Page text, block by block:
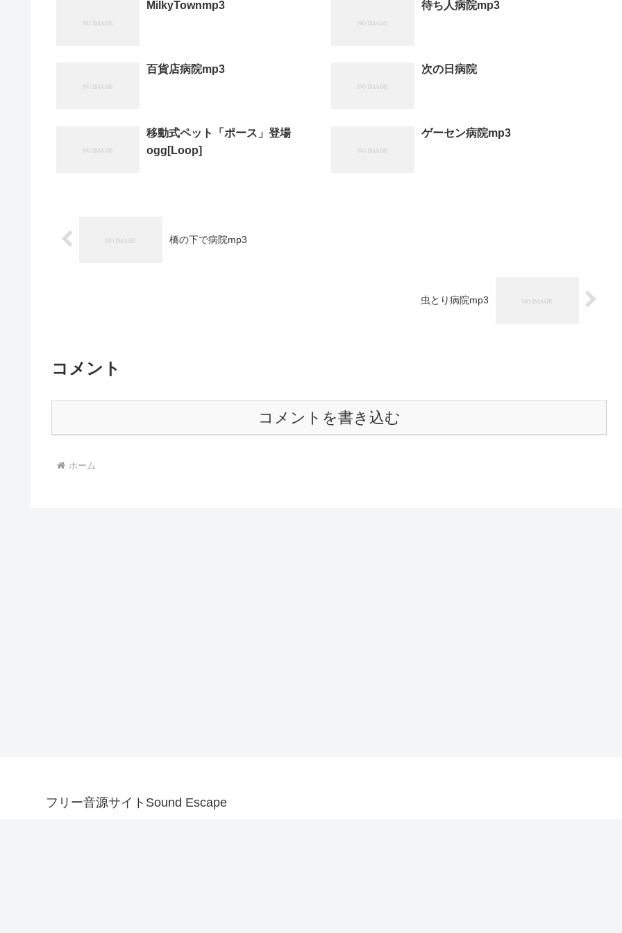
MilkyTownmp3 待ち人病院mp3
百貨店病院mp3 次の日病院
移動式ペット「ポース」登場
ogg[Loop]
ゲーセン病院mp3
橋の下で病院mp3
虫とり病院mp3
コメント
コメントを書き込む
ホーム
フリー音源サイトSound Escape